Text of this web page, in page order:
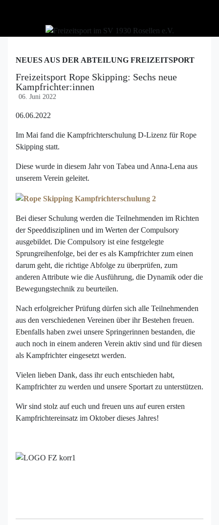
NEUES AUS DER ABTEILUNG FREIZEITSPORT
Freizeitsport Rope Skipping: Sechs neue
Kampfrichter:innen
06. Juni 2022
06.06.2022
Im Mai fand die Kampfrichterschulung D-Lizenz für Rope
Skipping statt.
Diese wurde in diesem Jahr von Tabea und Anna-Lena aus
unserem Verein geleitet.
Bei dieser Schulung werden die Teilnehmenden im Richten
der Speeddisziplinen und im Werten der Compulsory
ausgebildet. Die Compulsory ist eine festgelegte
Sprungreihenfolge, bei der es als Kampfrichter zum einen
darum geht, die richtige Abfolge zu überprüfen, zum
anderen Attribute wie die Ausführung, die Dynamik oder die
Bewegungstechnik zu beurteilen.
Nach erfolgreicher Prüfung dürfen sich alle Teilnehmenden
aus den verschiedenen Vereinen über ihr Bestehen freuen.
Ebenfalls haben zwei unsere Springerinnen bestanden, die
auch noch in einem anderen Verein aktiv sind und für diesen
als Kampfrichter eingesetzt werden.
Vielen lieben Dank, dass ihr euch entschieden habt,
Kampfrichter zu werden und unsere Sportart zu unterstützen.
Wir sind stolz auf euch und freuen uns auf euren ersten
Kampfrichtereinsatz im Oktober dieses Jahres!